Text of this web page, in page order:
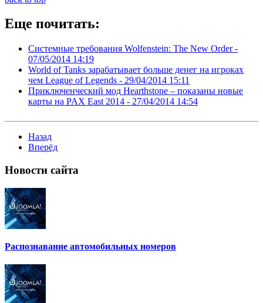
Еще почитать:
Системные требования Wolfenstein: The New Order -
07/05/2014 14:19
World of Tanks зарабатывает больше денег на игроках
чем League of Legends - 29/04/2014 15:11
Приключенческий мод Hearthstone – показаны новые
карты на PAX East 2014 - 27/04/2014 14:54
Назад
Вперёд
Новости сайта
Распознавание автомобильных номеров